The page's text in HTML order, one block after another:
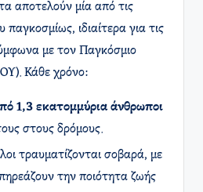
αποτελούν μία από τις
παγκοσμίως, ιδιαίτερα για τις
με τον Παγκόσμιο
Κάθε χρόνο:
1,3 εκατομμύρια άνθρωποι
στους δρόμους.
τραυματίζονται σοβαρά, με
την ποιότητα ζωής